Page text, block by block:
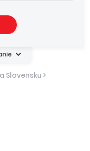
Slovensku >